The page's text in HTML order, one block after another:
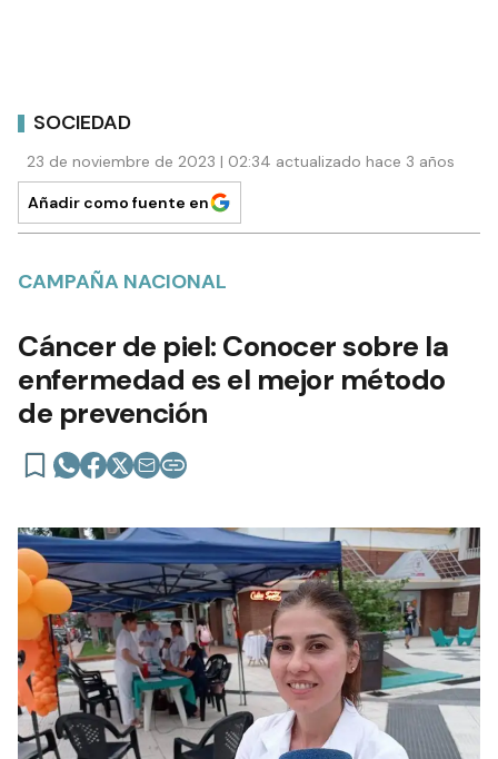
SOCIEDAD
23 de noviembre de 2023 | 02:34 actualizado hace 3 años
Añadir como fuente en
CAMPAÑA NACIONAL
Cáncer de piel: Conocer sobre la
enfermedad es el mejor método
de prevención